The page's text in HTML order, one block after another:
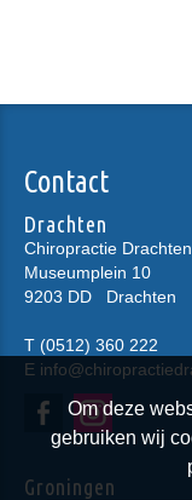
Om deze
gebruiken wij
Contact
Drachten
Chiropractie Drachten
Museumplein 10
9203 DD
Drachten
T (0512) 360 222
E
Groningen